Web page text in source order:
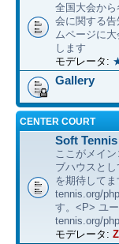
全国大会か
会に関する
ムページに
します
モデレータ:
Gallery
CENTER COURT
Soft
ここがメイ
ブハウスと
を期待して
tennis.org/
す。<P> ユ
tennis.org/
モデレータ: